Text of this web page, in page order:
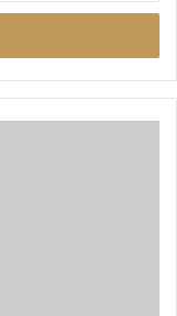
خود
وارد
کنید